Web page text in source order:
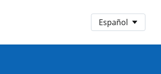
Idioma preferido
Español